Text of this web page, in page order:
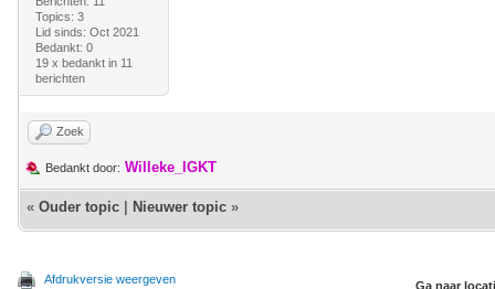
Topics: 3
Lid sinds: Oct 2021
Bedankt: 0
19 x bedankt in 11
berichten
Zoek
Bedankt door: Willeke_IGKT
« Ouder topic Nieuwer topic »
Afdrukversie weergeven Ga naar